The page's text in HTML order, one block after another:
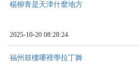
楊柳青是天津什麼地方
2025-10-20 08:28:24
福州鼓樓哪裡學拉丁舞